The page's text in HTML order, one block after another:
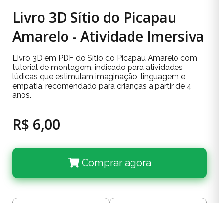
Livro 3D Sítio do Picapau
Amarelo - Atividade Imersiva
Livro 3D em PDF do Sítio do Picapau Amarelo com
tutorial de montagem, indicado para atividades
lúdicas que estimulam imaginação, linguagem e
empatia, recomendado para crianças a partir de 4
anos.
R$ 6,00
Comprar agora